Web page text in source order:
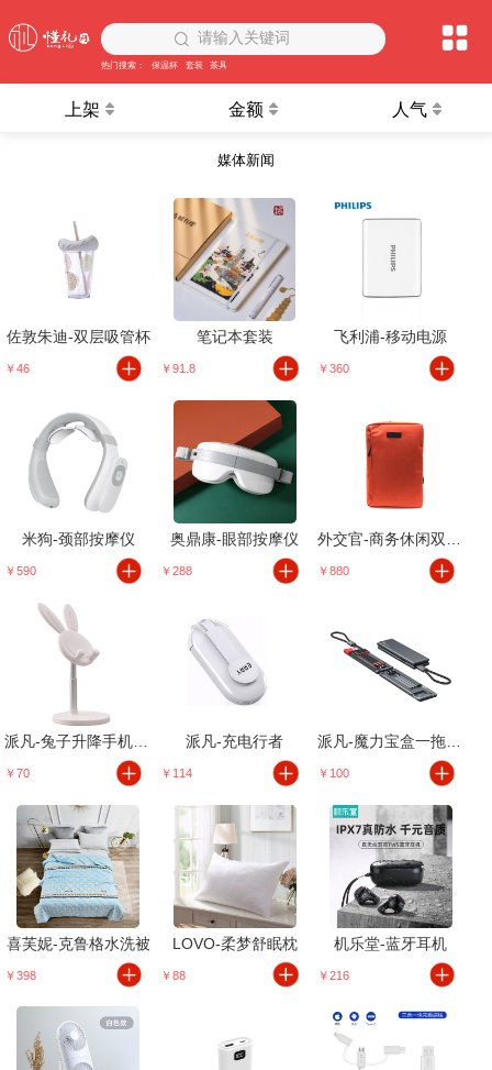
请输入关键词
热门搜索： 保温杯 套装 茶具
上架 金额 人气
媒体新闻
佐敦朱迪-双层吸管杯
￥46
笔记本套装
￥91.8
飞利浦-移动电源
￥360
米狗-颈部按摩仪
￥590
奥鼎康-眼部按摩仪
￥288 ￥880
￥70
派凡-充电行者
￥114
派凡-魔力宝盒一拖三数据线
￥100
喜芙妮-克鲁格水洗被
￥398
LOVO-柔梦舒眠枕
￥88
机乐堂-蓝牙耳机
￥216